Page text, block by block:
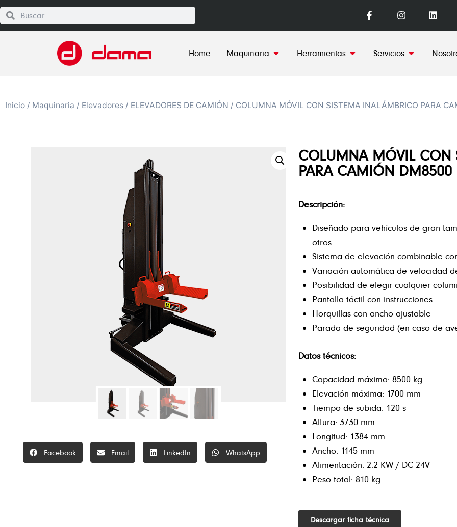
Home Maquinaria Herramientas Servicios
Inicio / Maquinaria / Elevadores / ELEVADORES DE CAMIÓN / COLUMNA MÓVIL CON SISTEMA INALÁMBRICO PARA
Facebook Email LinkedIn WhatsApp
COLUMNA MÓVIL CON
PARA CAMIÓN DM8500
Descripción:
Diseñado para vehículos de gran
otros
Sistema de elevación combinable
Variación automática de velocidad
Posibilidad de elegir cualquier
Pantalla táctil con instrucciones
Horquillas con ancho ajustable
Parada de seguridad (en caso de
Datos técnicos:
Capacidad máxima: 8500 kg
Elevación máxima: 1700 mm
Tiempo de subida: 120 s
Altura: 3730 mm
Longitud: 1384 mm
Ancho: 1145 mm
Alimentación: 2.2 KW / DC 24V
Peso total: 810 kg
Descargar ficha técnica